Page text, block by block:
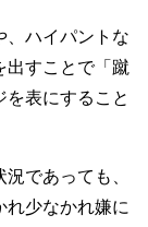
、ハイパントな
出すことで「蹴
を表にすること
であっても、
れ少なかれ嫌に